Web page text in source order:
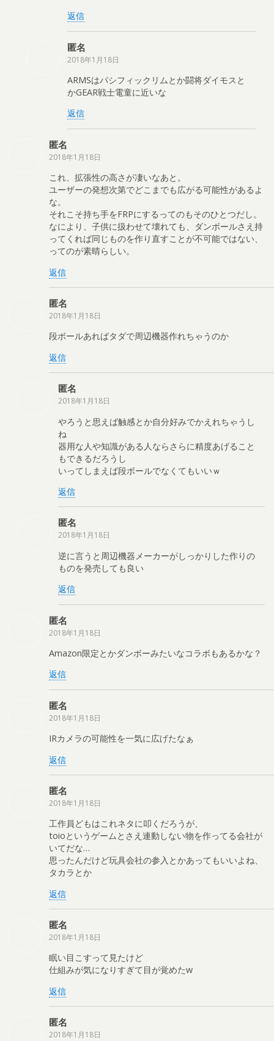
返信
匿名
2018年1月18日
ARMSはパシフィックリムとか闘将ダイモスと
かGEAR戦士電童に近いな
返信
匿名
2018年1月18日
これ、拡張性の高さが凄いなあと。
ユーザーの発想次第でどこまでも広がる可能性があるよ
な。
それこそ持ち手をFRPにするってのもそのひとつだし。
なにより、子供に扱わせて壊れても、ダンボールさえ持
ってくれば同じものを作り直すことが不可能ではない、
ってのが素晴らしい。
返信
匿名
2018年1月18日
段ボールあればタダで周辺機器作れちゃうのか
返信
匿名
2018年1月18日
やろうと思えば触感とか自分好みでかえれちゃうし
ね
器用な人や知識がある人ならさらに精度あげること
もできるだろうし
いってしまえば段ボールでなくてもいいｗ
返信
匿名
2018年1月18日
逆に言うと周辺機器メーカーがしっかりした作りの
ものを発売しても良い
返信
匿名
2018年1月18日
Amazon限定とかダンボーみたいなコラボもあるかな？
返信
匿名
2018年1月18日
IRカメラの可能性を一気に広げたなぁ
返信
匿名
2018年1月18日
工作員どもはこれネタに叩くだろうが、
toioというゲームとさえ連動しない物を作ってる会社が
いてだな…
思ったんだけど玩具会社の参入とかあってもいいよね、
タカラとか
返信
匿名
2018年1月18日
眠い目こすって見たけど
仕組みが気になりすぎて目が覚めたw
返信
匿名
2018年1月18日